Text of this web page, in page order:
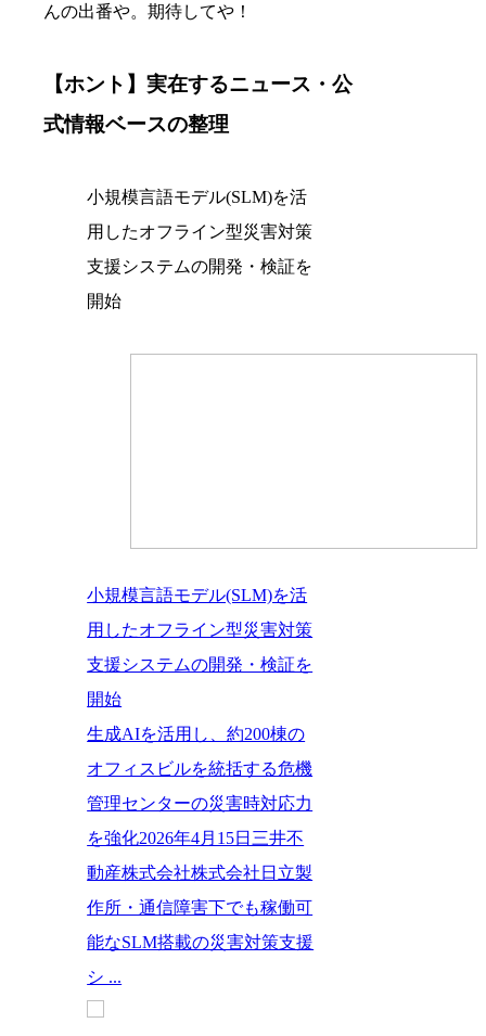
んの出番や。期待してや！
【ホント】実在するニュース・公
式情報ベースの整理
小規模言語モデル(SLM)を活
用したオフライン型災害対策
支援システムの開発・検証を
開始
小規模言語モデル(SLM)を活
用したオフライン型災害対策
支援システムの開発・検証を
開始
生成AIを活用し、約200棟の
オフィスビルを統括する危機
管理センターの災害時対応力
を強化2026年4月15日三井不
動産株式会社株式会社日立製
作所・通信障害下でも稼働可
能なSLM搭載の災害対策支援
シ ...